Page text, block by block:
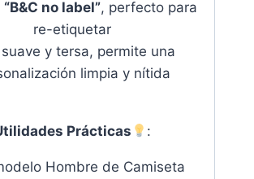
“B&C no label”, perfecto para
re-etiquetar
y tersa, permite una
limpia y nítida
tilidades Prácticas :
Hombre de Camiseta